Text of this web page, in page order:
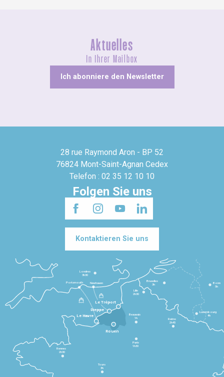
Aktuelles
In Ihrer Mailbox
Ich abonniere den Newsletter
28 rue Raymond Aron - BP 52
76824 Mont-Saint-Agnan Cedex
Telefon : 02 35 12 10 10
Folgen Sie uns
Kontaktieren Sie uns
Le Havre
Dieppe
Le Tréport
Rennes
2h30
Tours
3h
Paris
1h30
Beauvais
1h
Reims
2h45
Lille
2h30
Bruxelles
3h
Londres
3h30
Newhaven
Portsmouth
Bonn
5h
Luxembourg
4h
Rouen